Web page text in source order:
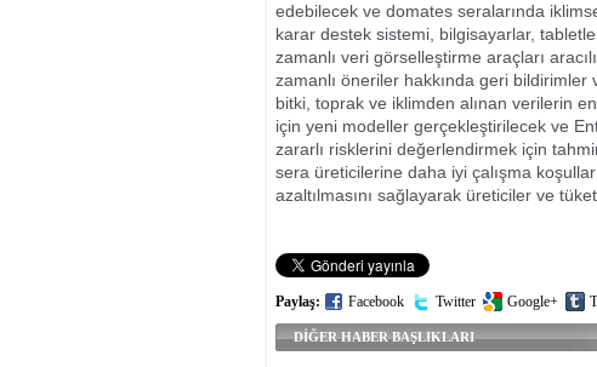
edebilecek ve domates seralarında
karar destek sistemi, bilgisayarlar,
zamanlı veri görselleştirme araçları
zamanlı öneriler hakkında geri
bitki, toprak ve iklimden alınan verilerin
için yeni modeller gerçekleştirilecek ve
zararlı risklerini değerlendirmek için
sera üreticilerine daha iyi çalışma
azaltılmasını sağlayarak üreticiler ve
Paylaş: Facebook Twitter Google+
DİĞER HABER BAŞLIKLARI